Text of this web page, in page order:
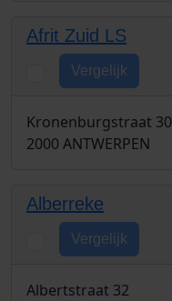
Afrit Zuid LS
Vergelijk
Kronenburgstraat 30
2000 ANTWERPEN
Alberreke
Vergelijk
Albertstraat 32